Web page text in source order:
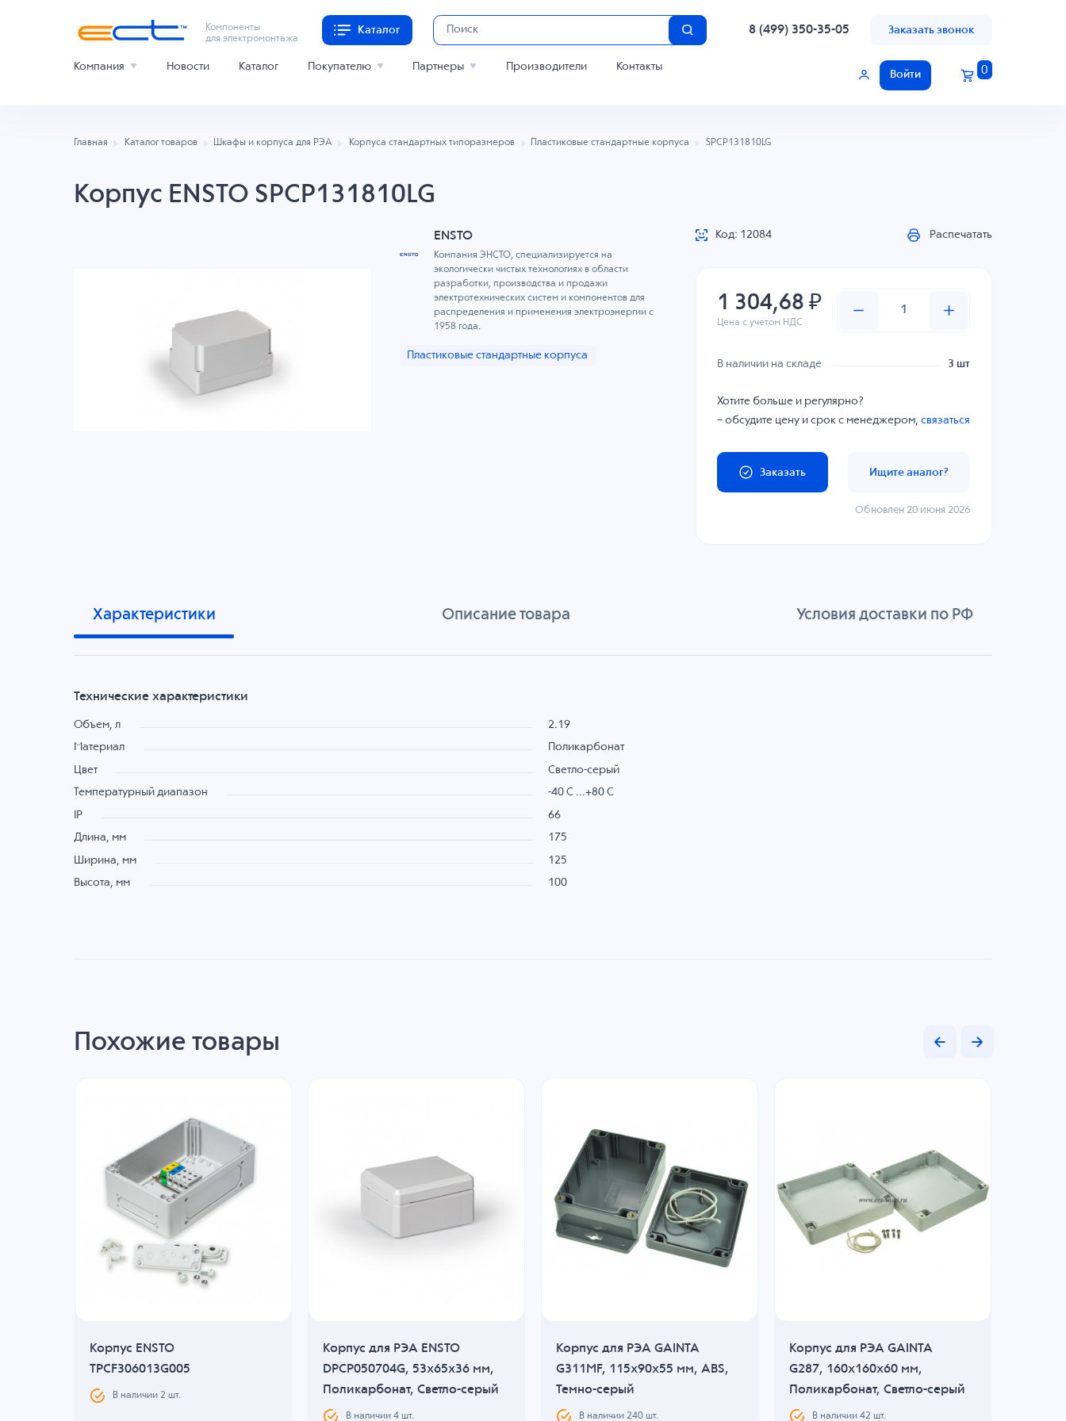
Компоненты
для электромонтажа
Каталог 8 (499) 350-35-05 Заказать звонок
Компания Новости Каталог Покупателю Партнеры Производители Контакты
Войти 0
Главная Каталог товаров Шкафы и корпуса для РЭА Корпуса стандартных типоразмеров Пластиковые стандартные корпуса SPCP131810LG
Корпус ENSTO SPCP131810LG
ENSTO
Компания ЭНСТО, специализируется на
экологически чистых технологиях в области
разработки, производства и продажи
электротехнических систем и компонентов для
распределения и применения электроэнергии с
1958 года.
Пластиковые стандартные корпуса
Код: 12084 Распечатать
1 304,68 ₽
Цена с учетом НДС
В наличии на складе 3 шт
Хотите больше и регулярно?
– обсудите цену и срок с менеджером,связаться
Заказать Ищите аналог?
Обновлен 20 июня 2026
Характеристики Описание товара Условия доставки по РФ
Технические характеристики
Объем, л 2.19
Материал Поликарбонат
Цвет Светло-серый
Температурный диапазон -40 C ...+80 C
IP 66
Длина, мм 175
Ширина, мм 125
Высота, мм 100
Похожие товары
Корпус ENSTO
TPCF306013G005
В наличии 2 шт.
Корпус для РЭА ENSTO
DPCP050704G, 53x65x36 мм,
Поликарбонат, Светло-серый
В наличии 4шт.
Корпус для РЭА GAINTA
G311MF, 115x90x55 мм, ABS,
Темно-серый
В наличии 240шт.
Корпус для РЭА GAINTA
G287, 160x160x60 мм,
Поликарбонат, Светло-серый
В наличии 42 шт.